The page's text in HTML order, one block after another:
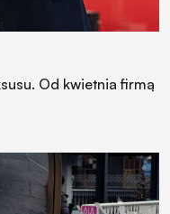
Od kwietnia firmą